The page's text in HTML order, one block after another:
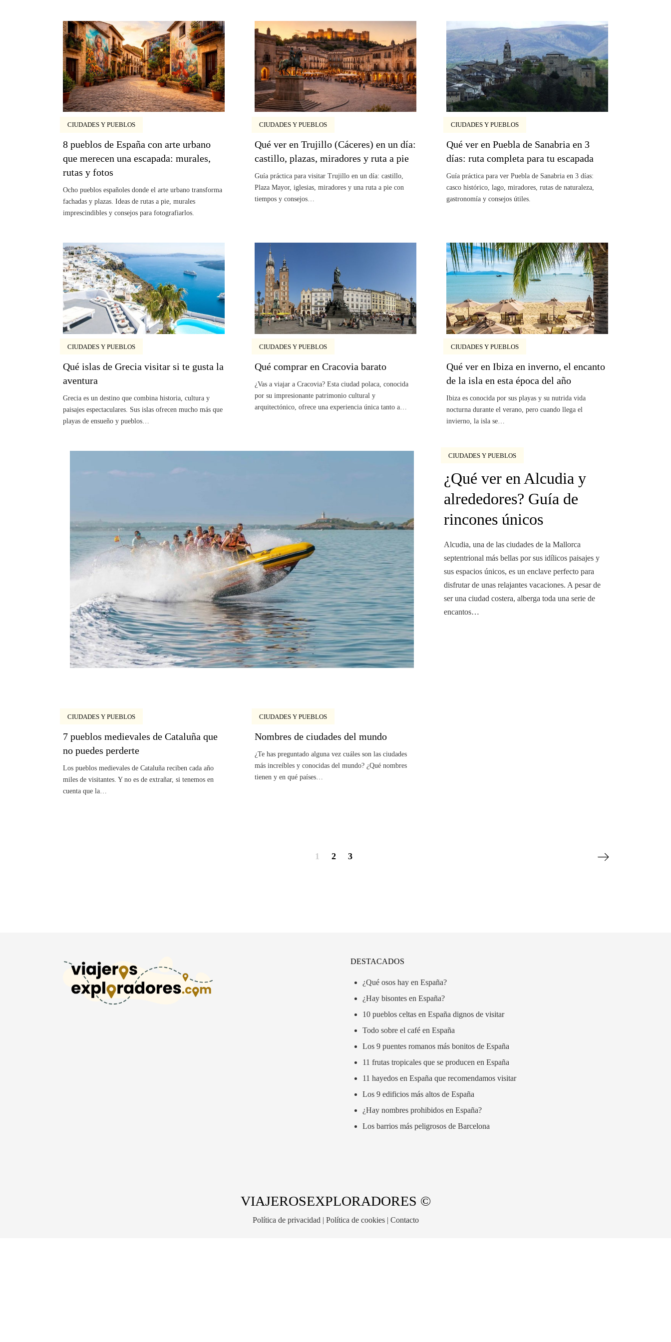
CIUDADES Y PUEBLOS
8 pueblos de España con arte urbano
que merecen una escapada: murales,
rutas y fotos
Ocho pueblos españoles donde el arte urbano transforma
fachadas y plazas. Ideas de rutas a pie, murales
imprescindibles y consejos para fotografiarlos.
CIUDADES Y PUEBLOS
Qué ver en Trujillo (Cáceres) en un día:
castillo, plazas, miradores y ruta a pie
Guía práctica para visitar Trujillo en un día: castillo,
Plaza Mayor, iglesias, miradores y una ruta a pie con
tiempos y consejos…
CIUDADES Y PUEBLOS
Qué ver en Puebla de Sanabria en 3
días: ruta completa para tu escapada
Guía práctica para ver Puebla de Sanabria en 3 días:
casco histórico, lago, miradores, rutas de naturaleza,
gastronomía y consejos útiles.
CIUDADES Y PUEBLOS
Qué islas de Grecia visitar si te gusta la
aventura
Grecia es un destino que combina historia, cultura y
paisajes espectaculares. Sus islas ofrecen mucho más que
playas de ensueño y pueblos…
CIUDADES Y PUEBLOS
Qué comprar en Cracovia barato
¿Vas a viajar a Cracovia? Esta ciudad polaca, conocida
por su impresionante patrimonio cultural y
arquitectónico, ofrece una experiencia única tanto a…
CIUDADES Y PUEBLOS
Qué ver en Ibiza en inverno, el encanto
de la isla en esta época del año
Ibiza es conocida por sus playas y su nutrida vida
nocturna durante el verano, pero cuando llega el
invierno, la isla se…
CIUDADES Y PUEBLOS
¿Qué ver en Alcudia y
alrededores? Guía de
rincones únicos
Alcudia, una de las ciudades de la Mallorca
septentrional más bellas por sus idílicos paisajes y
sus espacios únicos, es un enclave perfecto para
disfrutar de unas relajantes vacaciones. A pesar de
ser una ciudad costera, alberga toda una serie de
encantos…
CIUDADES Y PUEBLOS
7 pueblos medievales de Cataluña que
no puedes perderte
Los pueblos medievales de Cataluña reciben cada año
miles de visitantes. Y no es de extrañar, si tenemos en
cuenta que la…
CIUDADES Y PUEBLOS
Nombres de ciudades del mundo
¿Te has preguntado alguna vez cuáles son las ciudades
más increíbles y conocidas del mundo? ¿Qué nombres
tienen y en qué países…
1 2 3 Página siguiente
DESTACADOS
¿Qué osos hay en España?
¿Hay bisontes en España?
10 pueblos celtas en España dignos de visitar
Todo sobre el café en España
Los 9 puentes romanos más bonitos de España
11 frutas tropicales que se producen en España
11 hayedos en España que recomendamos visitar
Los 9 edificios más altos de España
¿Hay nombres prohibidos en España?
Los barrios más peligrosos de Barcelona
VIAJEROSEXPLORADORES ©
Política de privacidad | Política de cookies| Contacto